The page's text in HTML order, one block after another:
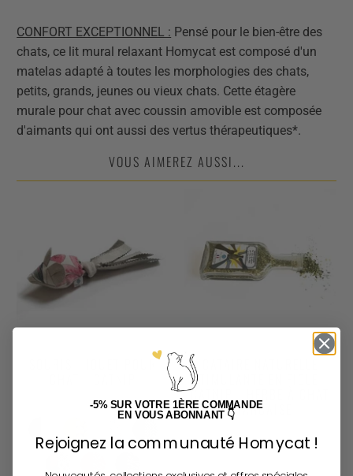
CONFORT EXCEPTIONNEL : Pensé pour le bien-être des
chats, ce lit mural relaxant Homycat est composé d'un
matelas adapté à toutes les morphologies des chats,
petits, grands, jeunes ou vieux chats. Cette étagère
murale pour chat avec coussin amovible est composée
d'aimants qui ont aussi des vertus thérapeutiques*.
VOUS AIMEREZ AUSSI...
SOURIS - JOUET POUR
15,90€
STIMULANTE EN FIOLE -
CATNIP - HERBE À CHAT
FRANÇAISE
-5% SUR VOTRE 1ÈRE COMMANDE
EN VOUS ABONNANT 👇
Rejoignez la communauté Homycat !